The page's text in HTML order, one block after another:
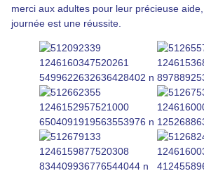
merci aux adultes pour leur précieuse
journée est une réussite.